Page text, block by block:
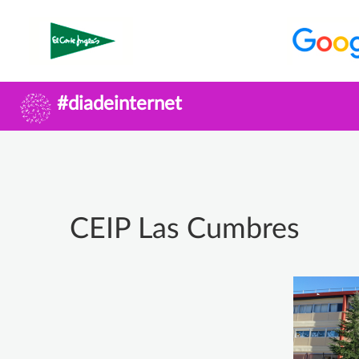
#diadeinternet
CEIP Las Cumbres